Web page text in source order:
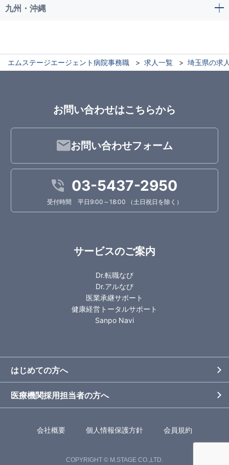
九州・沖縄
エムステージエージェント病院事務職 求人一覧 埼玉県の求
お問い合わせはこちらから
お問い合わせフォーム
03-5437-2950
受付時間 平日9:00～18:00 （土日祝日を除く）
サービスのご案内
Dr.転職なび
Dr.アルなび
医業承継サポート
健康経営トータルサポート
Sanpo Navi
はじめての方へ
医療機関採用担当者の方へ
会社概要 個人情報保護方針 会員規約
COPYRIGHT © M.STAGE CO.,LTD.